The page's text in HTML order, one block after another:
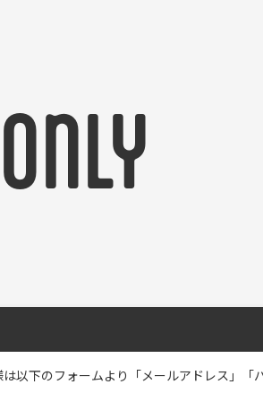
以下のフォームより「メールアドレス」「